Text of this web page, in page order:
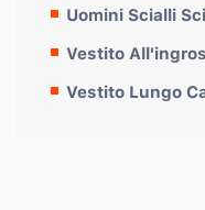
Uomini Scialli
Vestito
Vestito Lungo